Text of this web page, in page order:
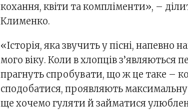
кохання, квіти та компліменти», –
Клименко.
«Історія, яка звучить у пісні, напевно
мого віку. Коли в хлопців з’являються
прагнуть спробувати, що ж це таке –
сподобатися, проявляють максимальну
ще хочемо гуляти й займатися